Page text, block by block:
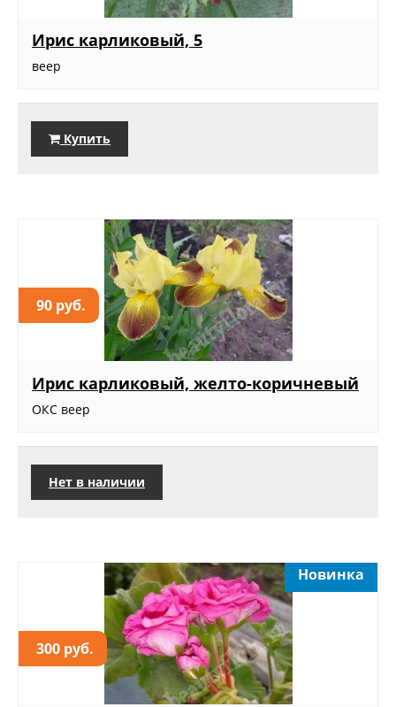
Ирис карликовый, 5
веер
Купить
90 руб.
Ирис карликовый, желто-коричневый
ОКС веер
Нет в наличии
300 руб.
Новинка